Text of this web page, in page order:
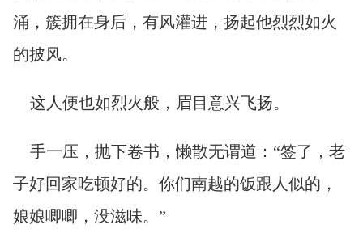
涌，簇拥在身后，有风灌进，扬起他烈烈如火
的披风。
这人便也如烈火般，眉目意兴飞扬。
手一压，抛下卷书，懒散无谓道：“签了，老
子好回家吃顿好的。你们南越的饭跟人似的，
娘娘唧唧，没滋味。”